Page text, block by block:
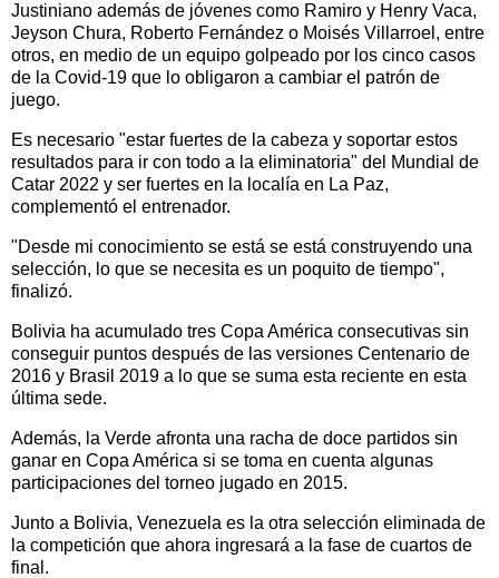
Justiniano además de jóvenes como Ramiro y Henry Vaca,
Jeyson Chura, Roberto Fernández o Moisés Villarroel, entre
otros, en medio de un equipo golpeado por los cinco casos
de la Covid-19 que lo obligaron a cambiar el patrón de
juego.
Es necesario "estar fuertes de la cabeza y soportar estos
resultados para ir con todo a la eliminatoria" del Mundial de
Catar 2022 y ser fuertes en la localía en La Paz,
complementó el entrenador.
"Desde mi conocimiento se está se está construyendo una
selección, lo que se necesita es un poquito de tiempo",
finalizó.
Bolivia ha acumulado tres Copa América consecutivas sin
conseguir puntos después de las versiones Centenario de
2016 y Brasil 2019 a lo que se suma esta reciente en esta
última sede.
Además, la Verde afronta una racha de doce partidos sin
ganar en Copa América si se toma en cuenta algunas
participaciones del torneo jugado en 2015.
Junto a Bolivia, Venezuela es la otra selección eliminada de
la competición que ahora ingresará a la fase de cuartos de
final.